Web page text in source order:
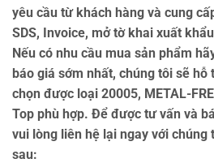
yêu cầu từ khách hàng và cung
SDS, Invoice, mở tờ khai xuất
Nếu có nhu cầu mua sản phẩm
báo giá sớm nhất, chúng tôi sẽ hỗ
chọn được loại 20005, METAL-
Top phù hợp. Để được tư vấn và
vui lòng liên hệ lại ngay với chúng
sau: